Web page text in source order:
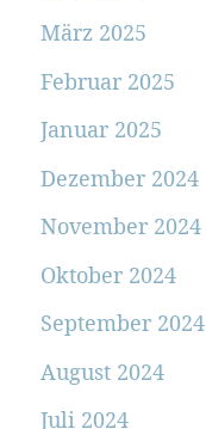
März 2025
Februar 2025
Januar 2025
Dezember 2024
November 2024
Oktober 2024
September 2024
August 2024
Juli 2024